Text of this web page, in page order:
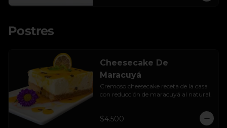
Postres
Cheesecake De
Maracuyá
Cremoso cheesecake receta de la casa
con reducción de maracuyá al natural.
$4.500